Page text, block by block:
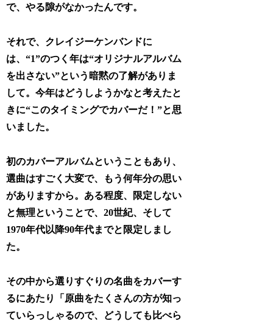
で、やる隙がなかったんです。
それで、クレイジーケンバンドに
は、“1”のつく年は“オリジナルアルバム
を出さない”という暗黙の了解がありま
して。今年はどうしようかなと考えたと
きに“このタイミングでカバーだ！”と思
いました。
初のカバーアルバムということもあり、
選曲はすごく大変で、もう何年分の思い
がありますから。ある程度、限定しない
と無理ということで、20世紀、そして
1970年代以降90年代までと限定しまし
た。
その中から選りすぐりの名曲をカバーす
るにあたり「原曲をたくさんの方が知っ
ていらっしゃるので、どうしても比べら